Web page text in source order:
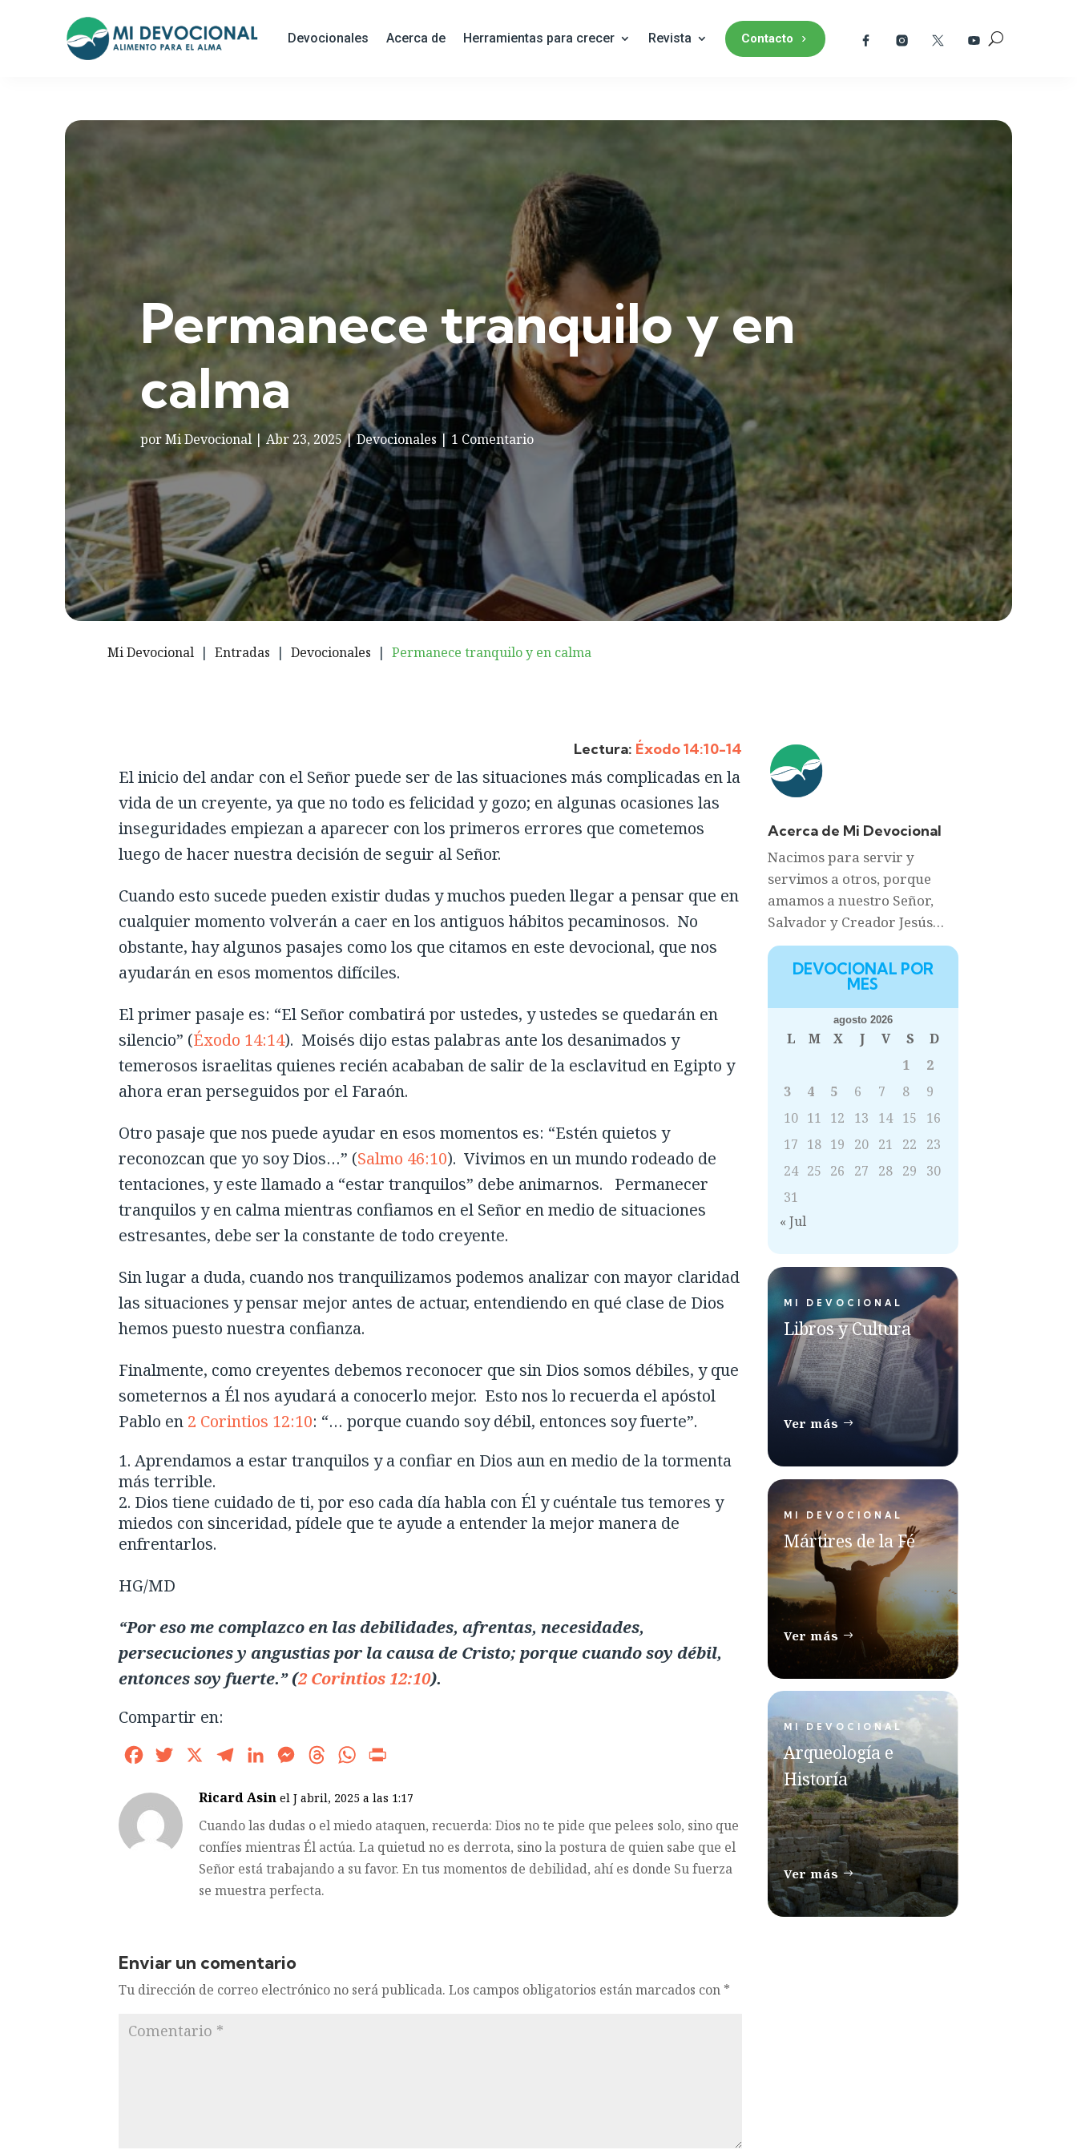
Devocionales Acerca de Herramientas para crecer Revista Contacto
Permanece tranquilo y en
calma
porMi Devocional |Abr 23, 2025|Devocionales | 1 Comentario
Mi Devocional | Entradas | Devocionales | Permanece tranquilo y en calma
Lectura: Éxodo 14:10-14
El inicio del andar con el Señor puede ser de las situaciones más complicadas en la
vida de un creyente, ya que no todo es felicidad y gozo; en algunas ocasiones las
inseguridades empiezan a aparecer con los primeros errores que cometemos
luego de hacer nuestra decisión de seguir al Señor.
Cuando esto sucede pueden existir dudas y muchos pueden llegar a pensar que en
cualquier momento volverán a caer en los antiguos hábitos pecaminosos. No
obstante, hay algunos pasajes como los que citamos en este devocional, que nos
ayudarán en esos momentos difíciles.
El primer pasaje es: “El Señor combatirá por ustedes, y ustedes se quedarán en
silencio” (Éxodo 14:14). Moisés dijo estas palabras ante los desanimados y
temerosos israelitas quienes recién acababan de salir de la esclavitud en Egipto y
ahora eran perseguidos por el Faraón.
Otro pasaje que nos puede ayudar en esos momentos es: “Estén quietos y
reconozcan que yo soy Dios…” (Salmo 46:10). Vivimos en un mundo rodeado de
tentaciones, y este llamado a “estar tranquilos” debe animarnos. Permanecer
tranquilos y en calma mientras confiamos en el Señor en medio de situaciones
estresantes, debe ser la constante de todo creyente.
Sin lugar a duda, cuando nos tranquilizamos podemos analizar con mayor claridad
las situaciones y pensar mejor antes de actuar, entendiendo en qué clase de Dios
hemos puesto nuestra confianza.
Finalmente, como creyentes debemos reconocer que sin Dios somos débiles, y que
someternos a Él nos ayudará a conocerlo mejor. Esto nos lo recuerda el apóstol
Pablo en 2 Corintios 12:10: “… porque cuando soy débil, entonces soy fuerte”.
Aprendamos a estar tranquilos y a confiar en Dios aun en medio de la tormenta
más terrible.
Dios tiene cuidado de ti, por eso cada día habla con Él y cuéntale tus temores y
miedos con sinceridad, pídele que te ayude a entender la mejor manera de
enfrentarlos.
HG/MD
“Por eso me complazco en las debilidades, afrentas, necesidades,
persecuciones y angustias por la causa de Cristo; porque cuando soy débil,
entonces soy fuerte.” (2 Corintios 12:10).
Compartir en:
FacebookTwitter TelegramLinkedInMessengerThreadsWhatsApp
Ricard Asin el J abril, 2025 a las 1:17
Cuando las dudas o el miedo ataquen, recuerda: Dios no te pide que pelees solo, sino que
confíes mientras Él actúa. La quietud no es derrota, sino la postura de quien sabe que el
Señor está trabajando a su favor. En tus momentos de debilidad, ahí es donde Su fuerza
se muestra perfecta.
Enviar un comentario
Tu dirección de correo electrónico no será publicada. Los campos obligatorios están marcados con *
Acerca de Mi Devocional
Nacimos para servir y
servimos a otros, porque
amamos a nuestro Señor,
Salvador y Creador Jesús…
DEVOCIONAL POR
MES
agosto 2026
L M X J V S
D
1
2
3
4 5 6 7 8
9
10 11 12 13 14 15
16
17 18 19 20 21 22
23
24 25 26 27 28 29
30
31
« Jul
MI DEVOCIONAL
Libros y Cultura
Ver más
MI DEVOCIONAL
Mártires de la Fé
Ver más
MI DEVOCIONAL
Arqueología e
Historía
Ver más